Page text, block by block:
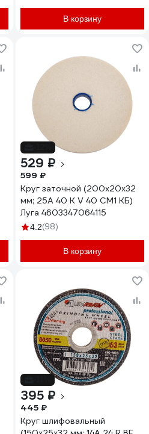
В корзину
529 ₽
599 ₽
Круг заточной (200х20х32
мм; 25А 40 K V 40 СМ1 КБ)
Луга 4603347064115
4.2(98)
В корзину
395 ₽
445 ₽
Круг шлифовальный